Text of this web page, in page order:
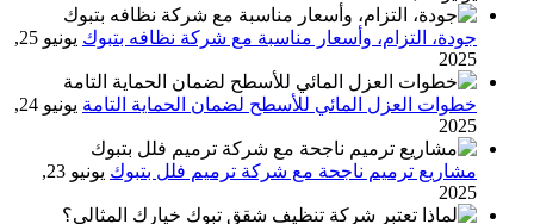
جودة، التزام، وأسعار مناسبة مع شركة نظافه بتبوك
يونيو 25,
2025
خطوات العزل المائي للأسطح لضمان الحماية التامة
يونيو 24,
2025
مشاريع ترميم ناجحة مع شركة ترميم فلل بتبوك
يونيو 23,
2025